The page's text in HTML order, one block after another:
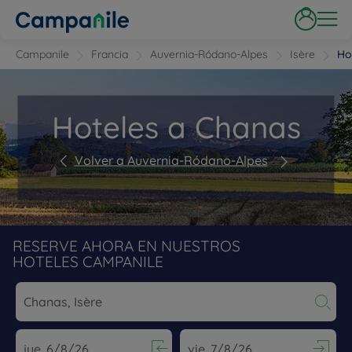
Campanile Francia Auvernia-Ródano-Alpes Isère
Hoteles a Chanas
Volver a Auvernia-Ródano-Alpes
RESERVE AHORA EN NUESTROS
HOTELES CAMPANILE